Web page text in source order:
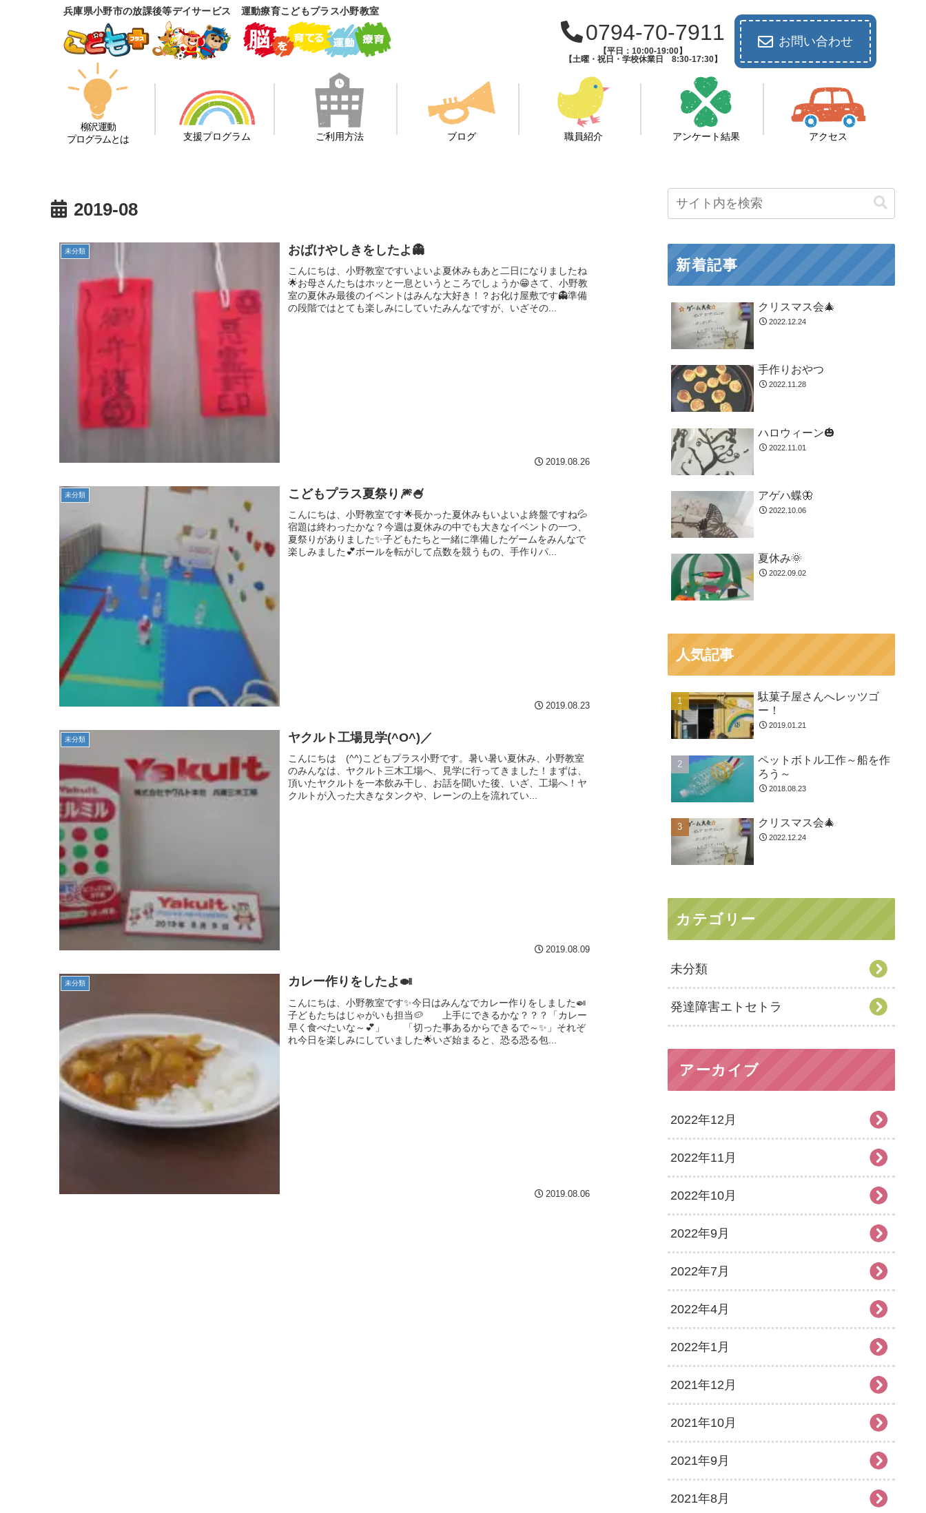
兵庫県小野市の放課後等デイサービス 運動療育こどもプラス小野教室
0794-70-7911
【平日：10:00-19:00】
【土曜・祝日・学校休業日 8:30-17:30】
お問い合わせ
柳沢運動
プログラムとは
支援プログラム ご利用方法 ブログ 職員紹介 アンケート結果 アクセス
2019-08
未分類 おばけやしきをしたよ👻
こんにちは、小野教室ですいよいよ夏休みもあと二日になりましたね
🌟お母さんたちはホッと一息というところでしょうか😁さて、小野教
室の夏休み最後のイベントはみんな大好き！？お化け屋敷です👻準備
の段階ではとても楽しみにしていたみんなですが、いざその...
2019.08.26
未分類 こどもプラス夏祭り🎆🍧
こんにちは、小野教室です🌟長かった夏休みもいよいよ終盤ですね💦
宿題は終わったかな？今週は夏休みの中でも大きなイベントの一つ、
夏祭りがありました✨子どもたちと一緒に準備したゲームをみんなで
楽しみました💕ボールを転がして点数を競うもの、手作りパ...
2019.08.23
未分類 ヤクルト工場見学(^O^)／
こんにちは (^^)こどもプラス小野です。暑い暑い夏休み、小野教室
のみんなは、ヤクルト三木工場へ、見学に行ってきました！まずは、
頂いたヤクルトを一本飲み干し、お話を聞いた後、いざ、工場へ！ヤ
クルトが入った大きなタンクや、レーンの上を流れてい...
2019.08.09
未分類 カレー作りをしたよ🍛
こんにちは、小野教室です✨今日はみんなでカレー作りをしました🍛
子どもたちはじゃがいも担当🥔 上手にできるかな？？？「カレー
早く食べたいな～💕」 「切った事あるからできるで～✨」それぞ
れ今日を楽しみにしていました🌟いざ始まると、恐る恐る包...
2019.08.06
新着記事
クリスマス会🎄
2022.12.24
手作りおやつ
2022.11.28
ハロウィーン🎃
2022.11.01
アゲハ蝶🦋
2022.10.06
夏休み🌞
2022.09.02
人気記事
駄菓子屋さんへレッツゴ
ー！
2019.01.21
ペットボトル工作～船を作
ろう～
2018.08.23
クリスマス会🎄
2022.12.24
カテゴリー
未分類
発達障害エトセトラ
アーカイブ
2022年12月
2022年11月
2022年10月
2022年9月
2022年7月
2022年4月
2022年1月
2021年12月
2021年10月
2021年9月
2021年8月